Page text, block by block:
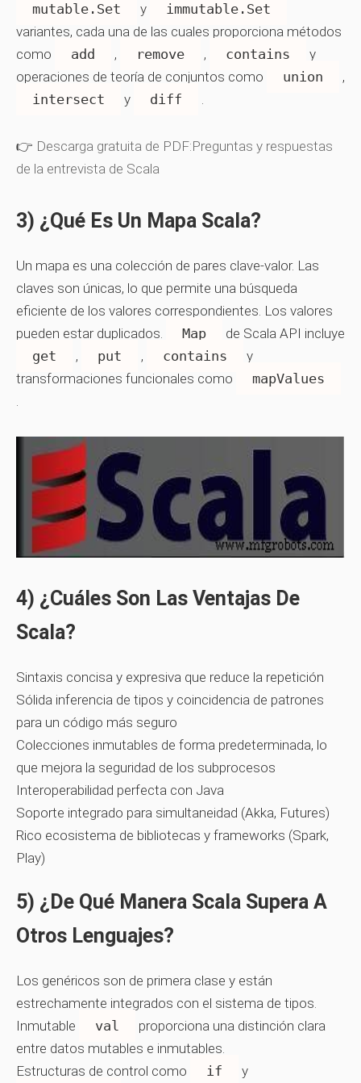
mutable.Set
y
immutable.Set
variantes, cada una de las cuales proporciona métodos
como
add , remove , contains
y
operaciones de teoría de conjuntos como
union
,
intersect
y diff .
👉 Descarga gratuita de PDF:Preguntas y respuestas
de la entrevista de Scala
3) ¿Qué Es Un Mapa Scala?
Un mapa es una colección de pares clave-valor. Las
claves son únicas, lo que permite una búsqueda
eficiente de los valores correspondientes. Los valores
pueden estar duplicados.
Map
de Scala API incluye
get
, put , contains
y
transformaciones funcionales como
mapValues
.
4) ¿Cuáles Son Las Ventajas De
Scala?
Sintaxis concisa y expresiva que reduce la repetición
Sólida inferencia de tipos y coincidencia de patrones
para un código más seguro
Colecciones inmutables de forma predeterminada, lo
que mejora la seguridad de los subprocesos
Interoperabilidad perfecta con Java
Soporte integrado para simultaneidad (Akka, Futures)
Rico ecosistema de bibliotecas y frameworks (Spark,
Play)
5) ¿De Qué Manera Scala Supera A
Otros Lenguajes?
Los genéricos son de primera clase y están
estrechamente integrados con el sistema de tipos.
Inmutable
val
proporciona una distinción clara
entre datos mutables e inmutables.
Estructuras de control como
if
y